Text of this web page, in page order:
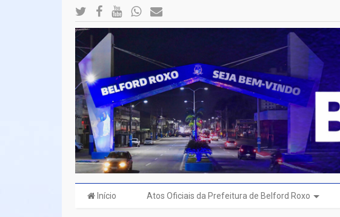
Início Atos Oficiais da Prefeitura de Belford Roxo